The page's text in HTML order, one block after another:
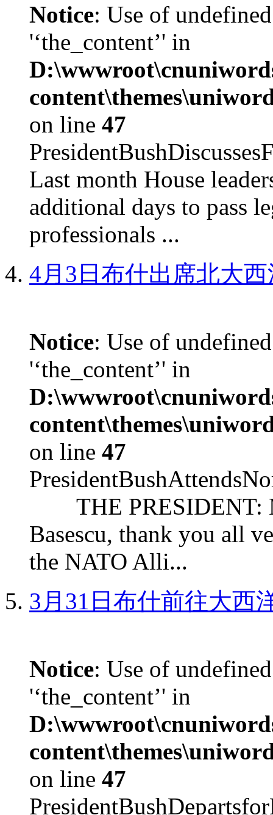
Notice: Use of
'‘the_content’' in
on line 47
Last month House
additional days to pass
professionals ...
4月3日布什出席北大
Notice: Use of
'‘the_content’' in
on line 47
THE PRESIDENT:
Basescu, thank you all
the NATO Alli...
3月31日布什前往大西
Notice: Use of
'‘the_content’' in
on line 47